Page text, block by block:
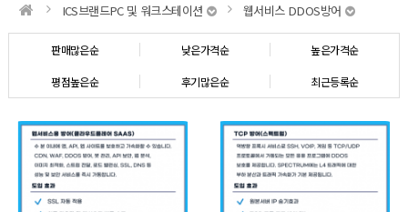
ICS브랜드PC 및 워크스테이션 웹서비스 DDOS방어
판매많은순 낮은가격순 높은가격순
평점높은순 후기많은순 최근등록순